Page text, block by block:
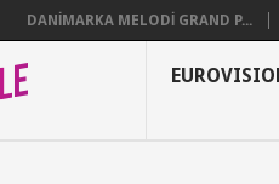
DANIMARKA MELODI GRAND P...